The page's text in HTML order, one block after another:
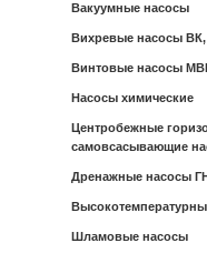
Вакуумные насосы
Вихревые насосы
Винтовые насосы
Насосы химические
Центробежные
самовсасывающие
Дренажные насосы
Шламовые насосы